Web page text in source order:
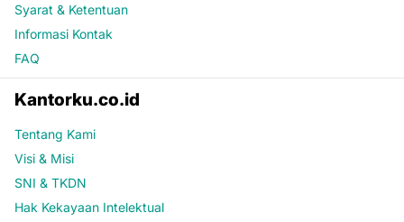
Syarat & Ketentuan
Informasi Kontak
FAQ
Kantorku.co.id
Tentang Kami
Visi & Misi
SNI & TKDN
Hak Kekayaan Intelektual